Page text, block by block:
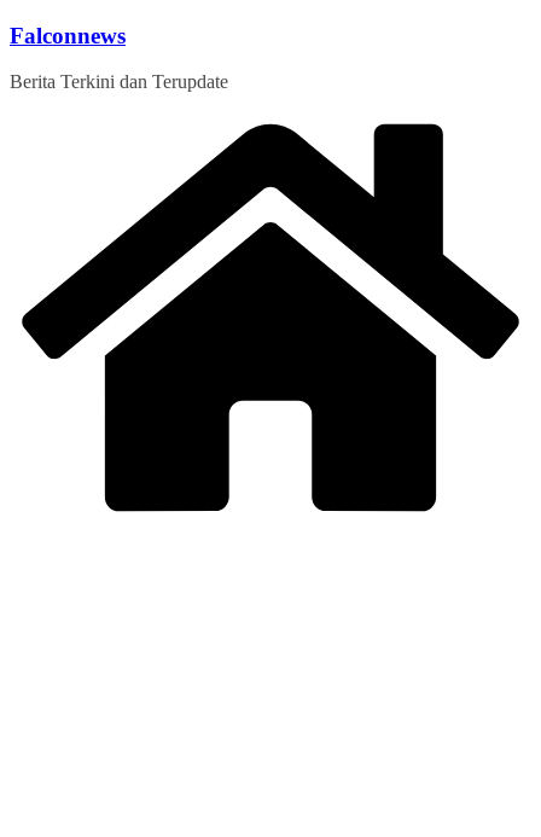
Skip
content
Falconnews
Berita Terkini dan Terupdate